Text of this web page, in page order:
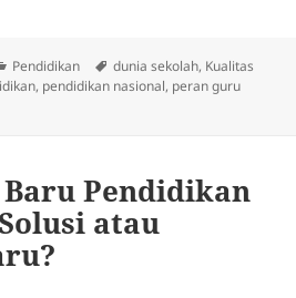
Categories
Pendidikan Tags
dunia sekolah, Kualitas
, pendidikan nasional, peran guru
Nyata Pendidikan Indonesia yang Tak
Pendidikan
atau